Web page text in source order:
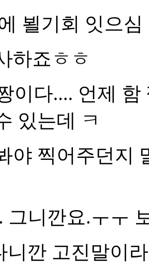
뵐기회 잇으
하죠ㅎㅎ
이다.... 언제
있는데 ㅋ
야 찍어주던지
그니깐요.ㅜㅜ
니깐 고진말이